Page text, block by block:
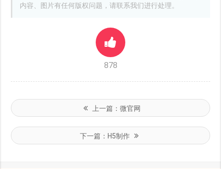
内容、图片有任何版权问题，请联系我们进行处理。
878
上一篇： 微官网
下一篇： H5制作